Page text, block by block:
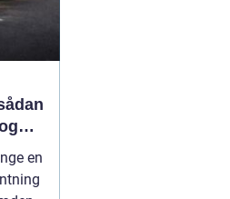
en